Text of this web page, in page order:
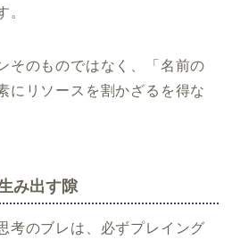
。
そのものではなく、「名前の
にリソースを割かざるを得な
み出す隙
考のブレは、必ずプレイング